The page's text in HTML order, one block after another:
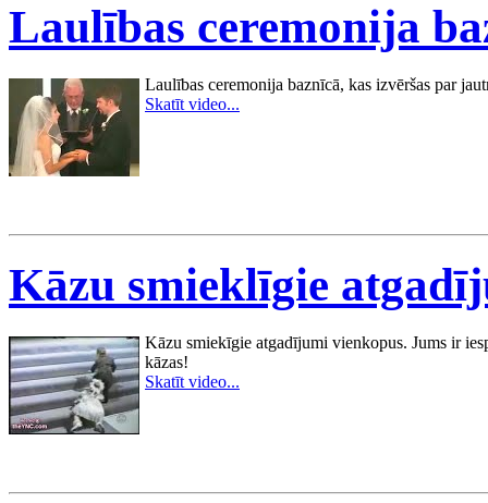
Laulības ceremonija
Laulības ceremonija baznīcā, kas izvēršas par
Skatīt video...
Kāzu smieklīgie
Kāzu smiekīgie atgadījumi vienkopus. Jums ir
kāzas!
Skatīt video...